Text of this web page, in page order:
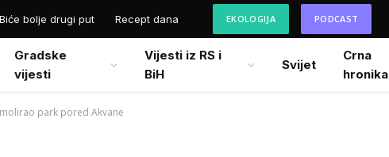
Biće bolje drugi put Recept dana EKOLOGIJA PODCAST
Gradske
vijesti
Vijesti iz RS i
BiH
Svijet
Crna
hronika
park pored Akvane